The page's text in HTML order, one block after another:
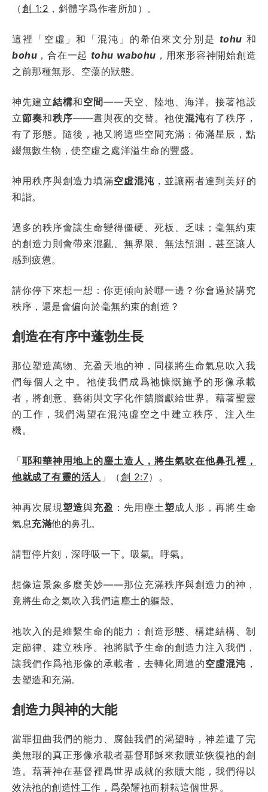
（創 1:2 ，斜體字爲作者所加）。
這裡「空虛」和「混沌」的希伯來文分別是 tohu 和
bohu ，合在一起 tohu wabohu ，用來形容神開始創造
之前那種無形、空蕩的狀態。
神先建立結構和空間——天空、陸地、海洋。接著祂設
立節奏和秩序——晝與夜的交替。祂使混沌有了秩序，
有了形態。隨後，祂又將這些空間充滿：佈滿星辰，點
綴無數生物，使空虛之處洋溢生命的豐盛。
神用秩序與創造力填滿空虛混沌 ，並讓兩者達到美好的
和諧。
過多的秩序會讓生命變得僵硬、死板、乏味；毫無約束
的創造力則會帶來混亂、無界限、無法預測，甚至讓人
感到疲憊。
請你停下來想一想：你更傾向於哪一邊？你會過於講究
秩序，還是會偏向於毫無約束的創造？
創造在有序中蓬勃生長
那位塑造萬物、充盈天地的神，同樣將生命氣息吹入我
們每個人之中。祂使我們成爲祂慷慨施予的形像承載
者，將創意、藝術與文字化作饋贈獻給世界。藉著聖靈
的工作，我們渴望在混沌虛空之中建立秩序、注入生
機。
「耶和華神用地上的塵土造人，將生氣吹在他鼻孔裡，
他就成了有靈的活人 」（創 2:7）。
神再次展現塑造與充盈 ：先用塵土塑成人形，再將生命
氣息充滿他的鼻孔。
請暫停片刻，深呼吸一下。吸氣。呼氣。
想像這景象多麼美妙——那位充滿秩序與創造力的神，
竟將生命之氣吹入我們這塵土的軀殼。
祂吹入的是維繫生命的能力：創造形態、構建結構、制
定節律、建立秩序。祂將賦予生命的創造力注入我們，
讓我們作爲祂形像的承載者，去轉化周遭的空虛混沌 ，
去塑造和充滿。
創造力與神的大能
當罪扭曲我們的能力、腐蝕我們的渴望時，神差遣了完
美無瑕的真正形像承載者基督耶穌來救贖並恢復祂的創
造。藉著神在基督裡爲世界成就的救贖大能，我們得以
效法祂的創造性工作，爲榮耀祂而耕耘這個世界。